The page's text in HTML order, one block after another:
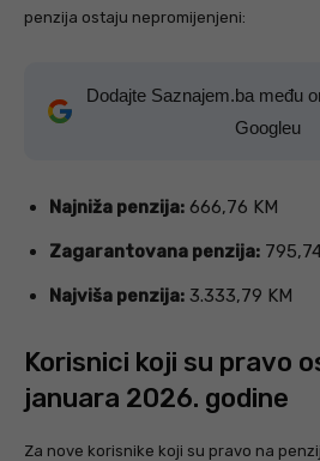
penzija ostaju nepromijenjeni:
Dodajte Saznajem.ba među
Googleu
Najniža penzija: 666,76 KM
Zagarantovana penzija:
Najviša penzija: 3.333,79 KM
Korisnici koji su pravo
januara 2026. godine
Za nove korisnike koji su pravo na